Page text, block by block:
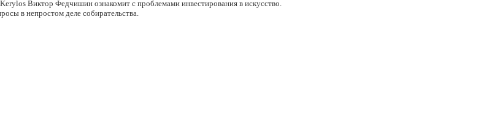
Kerylos Виктор Федчишин ознакомит с проблемами инвестирования в искусство.
в непростом деле собирательства.
составляющая общемировой культуры».
по ювелирному искусству). Включая тренинг по определению стоимости,